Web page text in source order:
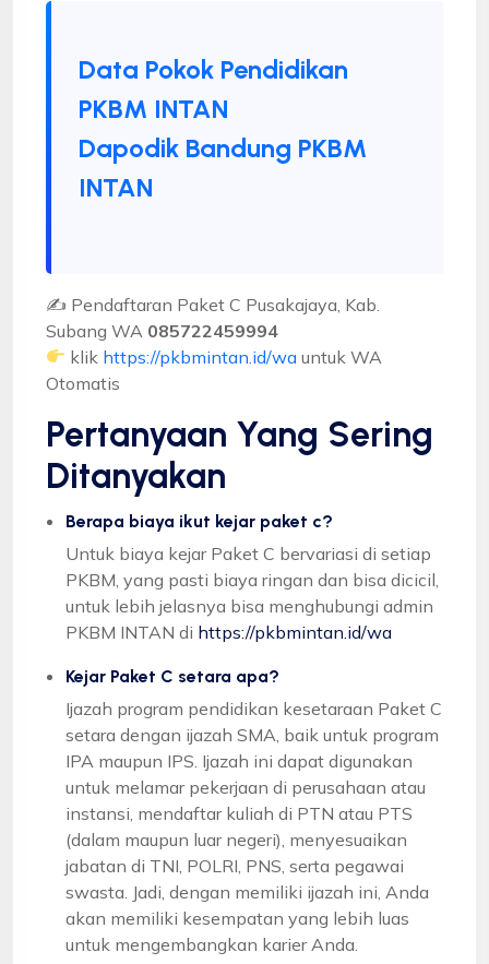
Data Pokok Pendidikan
PKBM INTAN
Dapodik Bandung PKBM
INTAN
✍ Pendaftaran Paket C Pusakajaya, Kab.
Subang WA 085722459994
klik https://pkbmintan.id/wa untuk WA
Otomatis
Pertanyaan Yang Sering
Ditanyakan
Berapa biaya ikut kejar paket c?
Untuk biaya kejar Paket C bervariasi di setiap
PKBM, yang pasti biaya ringan dan bisa dicicil,
untuk lebih jelasnya bisa menghubungi admin
PKBM INTAN di https://pkbmintan.id/wa
Kejar Paket C setara apa?
Ijazah program pendidikan kesetaraan Paket C
setara dengan ijazah SMA, baik untuk program
IPA maupun IPS. Ijazah ini dapat digunakan
untuk melamar pekerjaan di perusahaan atau
instansi, mendaftar kuliah di PTN atau PTS
(dalam maupun luar negeri), menyesuaikan
jabatan di TNI, POLRI, PNS, serta pegawai
swasta. Jadi, dengan memiliki ijazah ini, Anda
akan memiliki kesempatan yang lebih luas
untuk mengembangkan karier Anda.